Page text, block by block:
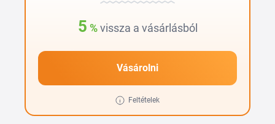
5 % vissza a vásárlásból
Vásárolni
Feltételek